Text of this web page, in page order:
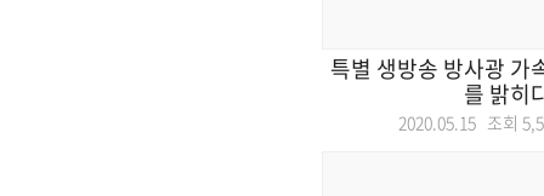
특별 생방송 방사광 가
를 밝히
2020.05.15 조회